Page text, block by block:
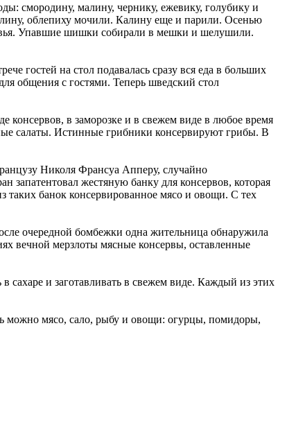
смородину, малину, чернику, ежевику, голубику и
облепиху мочили. Калину еще и парили. Осенью
Упавшие шишки собирали в мешки и шелушили.
гостей на стол подавалась сразу вся еда в больших
общения с гостями. Теперь шведский стол
консервов, в заморозке и в свежем виде в любое время
салаты. Истинные грибники консервируют грибы. В
Николя Франсуа Апперу, случайно
жестяную банку для консервов, которая
таких банок консервированное мясо и овощи. С тех
очередной бомбежки одна жительница обнаружила
вечной мерзлоты мясные консервы, оставленные
сахаре и заготавливать в свежем виде. Каждый из этих
можно мясо, сало, рыбу и овощи: огурцы, помидоры,